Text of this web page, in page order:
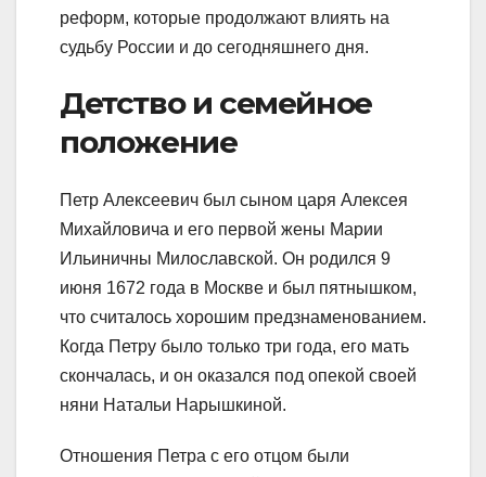
реформ, которые продолжают влиять на
судьбу России и до сегодняшнего дня.
Детство и семейное
положение
Петр Алексеевич был сыном царя Алексея
Михайловича и его первой жены Марии
Ильиничны Милославской. Он родился 9
июня 1672 года в Москве и был пятнышком,
что считалось хорошим предзнаменованием.
Когда Петру было только три года, его мать
скончалась, и он оказался под опекой своей
няни Натальи Нарышкиной.
Отношения Петра с его отцом были